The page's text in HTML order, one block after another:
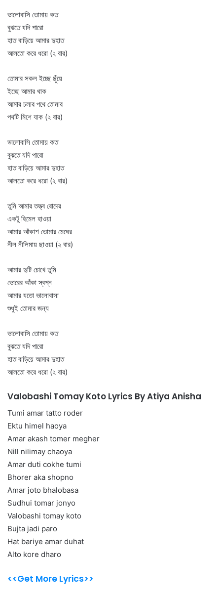
ভালোবাসি তোমায় কত
বুঝতে যদি পারো
হাত বাড়িয়ে আমার দুহাত
আলতো করে ধরো (২ বার)
তোমার সকল ইচ্ছে ছুঁয়ে
ইচ্ছে আমার থাক
আমার চলার পথে তোমার
পথটি মিশে যাক (২ বার)
ভালোবাসি তোমায় কত
বুঝতে যদি পারো
হাত বাড়িয়ে আমার দুহাত
আলতো করে ধরো (২ বার)
তুমি আমার তত্ত্ব রোদের
একটু হিমেল হাওয়া
আমার আঁকাশ তোমার মেঘের
নীল নীলিমায় ছাওয়া (২ বার)
আমার দুটি চোখে তুমি
ভোরের আঁকা স্বপ্ন
আমার যতো ভালোবাসা
শুধুই তোমার জন্য
ভালোবাসি তোমায় কত
বুঝতে যদি পারো
হাত বাড়িয়ে আমার দুহাত
আলতো করে ধরো (২ বার)
Valobashi Tomay Koto Lyrics By Atiya Anisha
Tumi amar tatto roder
Ektu himel haoya
Amar akash tomer megher
Nill nilimay chaoya
Amar duti cokhe tumi
Bhorer aka shopno
Amar joto bhalobasa
Sudhui tomar jonyo
Valobashi tomay koto
Bujta jadi paro
Hat bariye amar duhat
Alto kore dharo
<<Get More Lyrics>>